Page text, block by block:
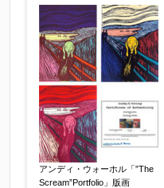
により弊社からのお
ざいますので、お電話(
合わせください。
電話番号 【必須】
※携帯電話などご連
お願い致します。
アンディ・ウォーホル「”The
Scream”Portfolio」版画